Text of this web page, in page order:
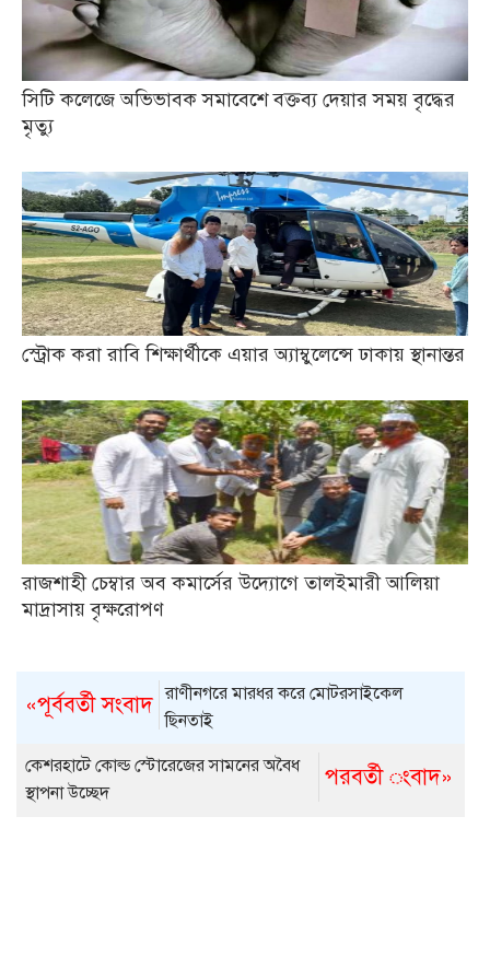
সিটি কলেজে অভিভাবক সমাবেশে বক্তব্য দেয়ার সময় বৃদ্ধের
মৃত্যু
স্ট্রোক করা রাবি শিক্ষার্থীকে এয়ার অ্যাম্বুলেন্সে ঢাকায় স্থানান্তর
রাজশাহী চেম্বার অব কমার্সের উদ্যোগে তালইমারী আলিয়া
মাদ্রাসায় বৃক্ষরোপণ
«পূর্ববর্তী সংবাদ রাণীনগরে মারধর করে মোটরসাইকেল
ছিনতাই
পরবর্তী ংবাদ»
কেশরহাটে কোল্ড স্টোরেজের সামনের অবৈধ
স্থাপনা উচ্ছেদ